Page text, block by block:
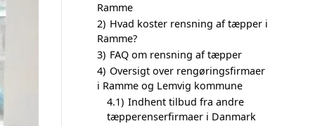
Ramme
2) Hvad koster rensning af tæpper i
Ramme?
3) FAQ om rensning af tæpper
4) Oversigt over rengøringsfirmaer
i Ramme og Lemvig kommune
4.1) Indhent tilbud fra andre
tæpperenserfirmaer i Danmark